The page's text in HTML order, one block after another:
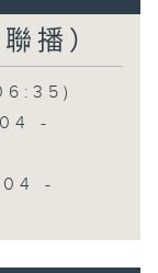
播）
-
-